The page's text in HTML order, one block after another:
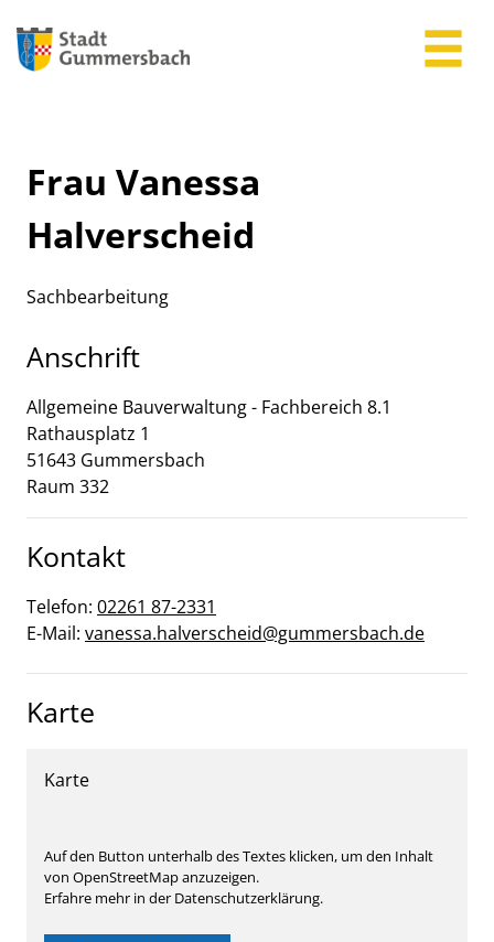
Frau Vanessa
Halverscheid
Sachbearbeitung
Anschrift
Allgemeine Bauverwaltung - Fachbereich 8.1
Rathausplatz 1
51643 Gummersbach
Raum 332
Kontakt
Telefon: 02261 87-2331
E-Mail: vanessa.halverscheid@gummersbach.de
Karte
Karte
Auf den Button unterhalb des Textes klicken, um den Inhalt
von OpenStreetMap anzuzeigen.
Erfahre mehr in der Datenschutzerklärung.